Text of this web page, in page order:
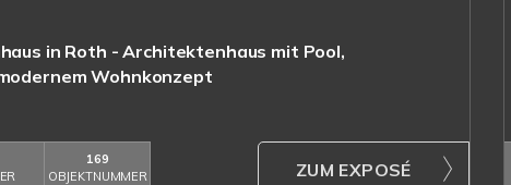
in Roth - Architektenhaus mit Pool,
Wohnkonzept
169
OBJEKTNUMMER
ZUM EXPOSÉ